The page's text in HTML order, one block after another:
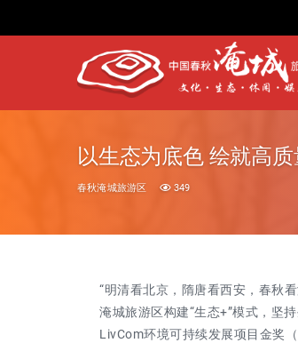
以生态为底色 绘就高
春秋淹城旅游区 349
“明清看北京，隋唐看西安，春秋
淹城旅游区构建“生态+”模式，坚
LivCom环境可持续发展项目金奖